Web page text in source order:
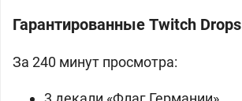
Гарантированные Twitch Drops
За 240 минут просмотра: